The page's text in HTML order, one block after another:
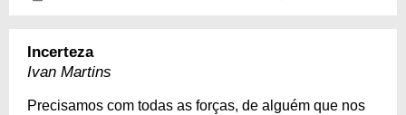
Incerteza
Ivan Martins
Precisamos com todas as forças, de alguém que nos